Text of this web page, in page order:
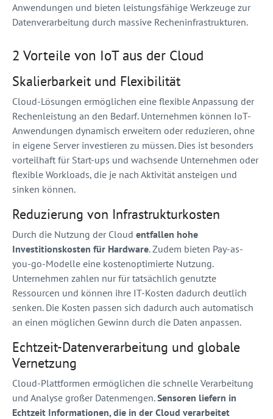
Anwendungen und bieten leistungsfähige Werkzeuge zur
Datenverarbeitung durch massive Recheninfrastrukturen.
2 Vorteile von IoT aus der Cloud
Skalierbarkeit und Flexibilität
Cloud-Lösungen ermöglichen eine flexible Anpassung der
Rechenleistung an den Bedarf. Unternehmen können IoT-
Anwendungen dynamisch erweitern oder reduzieren, ohne
in eigene Server investieren zu müssen. Dies ist besonders
vorteilhaft für Start-ups und wachsende Unternehmen oder
flexible Workloads, die je nach Aktivität ansteigen und
sinken können.
Reduzierung von Infrastrukturkosten
Durch die Nutzung der Cloud entfallen hohe
Investitionskosten für Hardware. Zudem bieten Pay-as-
you-go-Modelle eine kostenoptimierte Nutzung.
Unternehmen zahlen nur für tatsächlich genutzte
Ressourcen und können ihre IT-Kosten dadurch deutlich
senken. Die Kosten passen sich dadurch auch automatisch
an einen möglichen Gewinn durch die Daten anpassen.
Echtzeit-Datenverarbeitung und globale
Vernetzung
Cloud-Plattformen ermöglichen die schnelle Verarbeitung
und Analyse großer Datenmengen.Sensoren liefern in
Echtzeit Informationen, die in der Cloud verarbeitet